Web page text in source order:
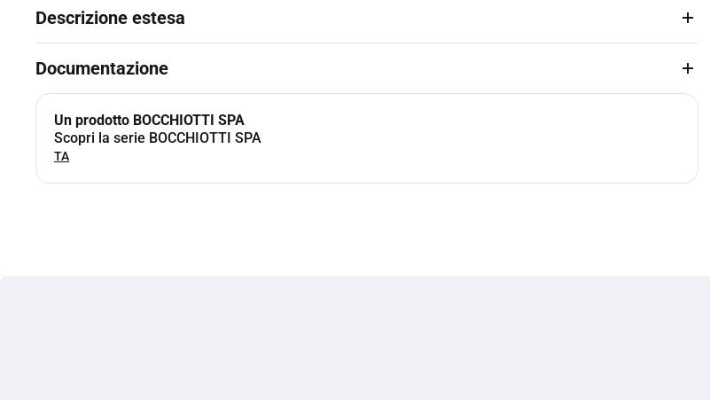
Descrizione estesa
Documentazione
Un prodotto BOCCHIOTTI SPA
Scopri la serie BOCCHIOTTI SPA
TA